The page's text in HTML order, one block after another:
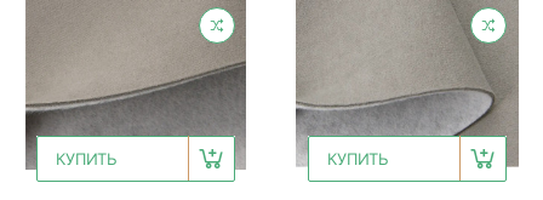
КУПИТЬ КУПИТЬ